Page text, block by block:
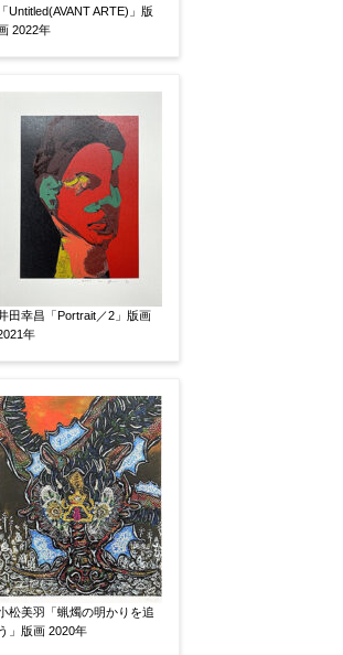
体
付 共箱
共シール
「Untitled(AVANT ARTE)」版
2022年
田幸昌「Portrait／2」版画
年
松美羽「蝋燭の明かりを追
う」版画 2020年